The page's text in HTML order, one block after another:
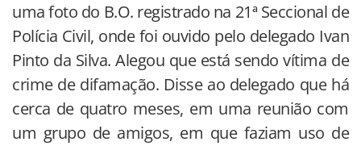
uma foto do B.O. registrado na 21ª Seccional de
Polícia Civil, onde foi ouvido pelo delegado Ivan
Pinto da Silva. Alegou que está sendo vítima de
crime de difamação. Disse ao delegado que há
cerca de quatro meses, em uma reunião com
um grupo de amigos, em que faziam uso de